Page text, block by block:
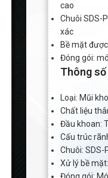
cao
Chuôi SDS-
xác
Bề mặt
Đóng gói:
Thông
Loại: Mũi
Chất liệu
Đầu khoan:
Cấu trúc
Chuôi: SDS-
Xử lý bề